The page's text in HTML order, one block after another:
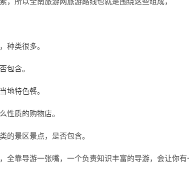
种类很多。
包含。
地特色餐。
性质的购物店。
的景区景点，是否包含。
全靠导游一张嘴，一个负责知识丰富的导游，会让你有